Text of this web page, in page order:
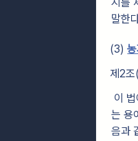
말한
(3)
제2조
이
는 용
음과